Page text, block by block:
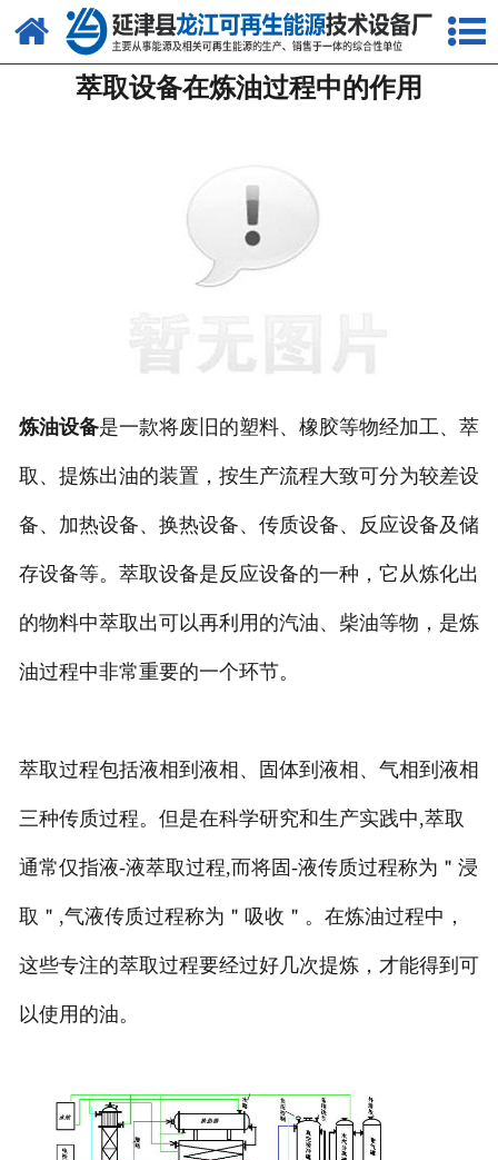
网站首页
关于我们
资质荣誉
联系我们
萃取设备在炼油过程中的作用
炼油设备是一款将废旧的塑料、橡胶等物经加工、萃
取、提炼出油的装置，按生产流程大致可分为较差设
备、加热设备、换热设备、传质设备、反应设备及储
存设备等。萃取设备是反应设备的一种，它从炼化出
的物料中萃取出可以再利用的汽油、柴油等物，是炼
油过程中非常重要的一个环节。
萃取过程包括液相到液相、固体到液相、气相到液相
三种传质过程。但是在科学研究和生产实践中,萃取
通常仅指液-液萃取过程,而将固-液传质过程称为＂浸
取＂,气液传质过程称为＂吸收＂。在炼油过程中，
这些专注的萃取过程要经过好几次提炼，才能得到可
以使用的油。